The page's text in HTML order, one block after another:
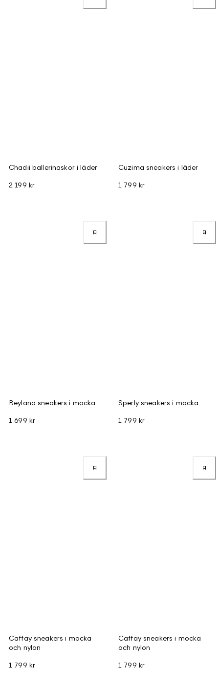
Chadii ballerinaskor i läder
2 199 kr
Cuzima sneakers i läder
1 799 kr
Beylana sneakers i mocka
1 699 kr
Sperly sneakers i mocka
1 799 kr
Caffay sneakers i mocka
och nylon
1 799 kr
Caffay sneakers i mocka
och nylon
1 799 kr